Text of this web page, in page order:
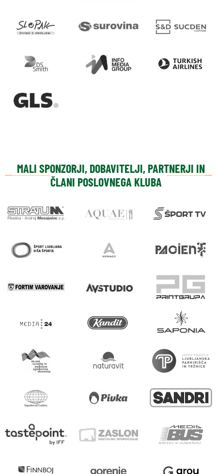
MALI SPONZORJI, DOBAVITELJI, PARTNERJI IN
ČLANI POSLOVNEGA KLUBA